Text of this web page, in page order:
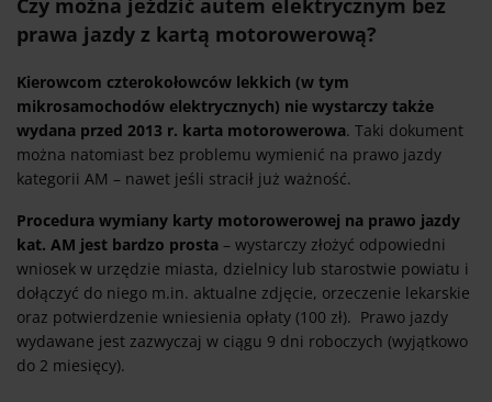
Czy można jeździć autem elektrycznym bez
prawa jazdy z kartą motorowerową?
Kierowcom czterokołowców lekkich (w tym
mikrosamochodów elektrycznych) nie wystarczy także
wydana przed 2013 r. karta motorowerowa. Taki dokument
można natomiast bez problemu wymienić na prawo jazdy
kategorii AM – nawet jeśli stracił już ważność.
Procedura wymiany karty motorowerowej na prawo jazdy
kat. AM jest bardzo prosta – wystarczy złożyć odpowiedni
wniosek w urzędzie miasta, dzielnicy lub starostwie powiatu i
dołączyć do niego m.in. aktualne zdjęcie, orzeczenie lekarskie
oraz potwierdzenie wniesienia opłaty (100 zł). Prawo jazdy
wydawane jest zazwyczaj w ciągu 9 dni roboczych (wyjątkowo
do 2 miesięcy).